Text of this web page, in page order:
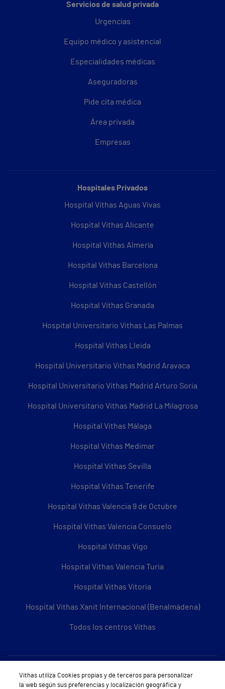
Servicios de salud privada
Urgencias
Equipo médico y asistencial
Especialidades médicas
Aseguradoras
Pide cita médica
Área privada
Empresas
Hospitales Privados
Hospital Vithas Aguas Vivas
Hospital Vithas Alicante
Hospital Vithas Almería
Hospital Vithas Barcelona
Hospital Vithas Castellón
Hospital Vithas Granada
Hospital Universitario Vithas Las Palmas
Hospital Vithas Lleida
Hospital Universitario Vithas Madrid Aravaca
Hospital Universitario Vithas Madrid Arturo Soria
Hospital Universitario Vithas Madrid La Milagrosa
Hospital Vithas Málaga
Hospital Vithas Medimar
Hospital Vithas Sevilla
Hospital Vithas Tenerife
Hospital Vithas Valencia 9 de Octubre
Hospital Vithas Valencia Consuelo
Hospital Vithas Vigo
Hospital Vithas Valencia Turia
Hospital Vithas Vitoria
Hospital Vithas Xanit Internacional (Benalmádena)
Todos los centros Vithas
Sobre Vithas
Vithas utiliza Cookies propias y de terceros para personalizar
la web según sus preferencias y localización geográfica y